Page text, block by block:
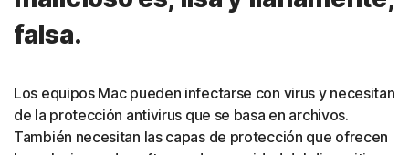
falsa.
Los equipos Mac pueden infectarse con virus y necesitan
de la protección antivirus que se basa en archivos.
También necesitan las capas de protección que ofrecen